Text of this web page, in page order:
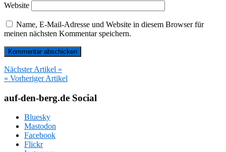
Website
Name, E-Mail-Adresse und Website in diesem Browser für
meinen nächsten Kommentar speichern.
Nächster Artikel »
« Vorheriger Artikel
auf-den-berg.de Social
Bluesky
Mastodon
Facebook
Flickr